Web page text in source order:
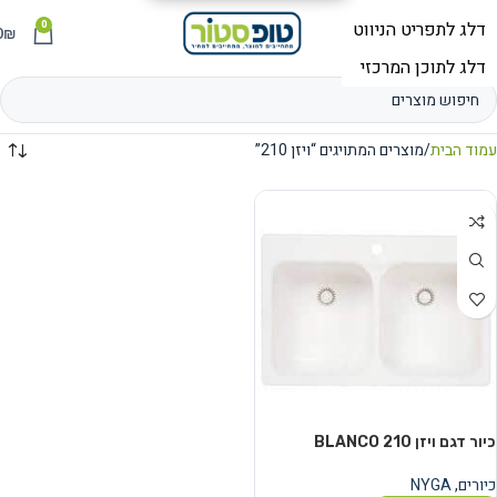
תפריט 0
₪
עמוד הבית מוצרים המתויגים “ויזן 210”
כיור דגם ויזן BLANCO 210
כיורים,
NYGA